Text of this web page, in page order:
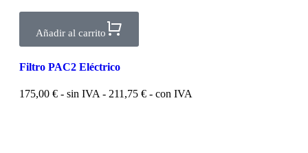
Añadir al carrito
Filtro PAC2 Eléctrico
175,00 € - sin IVA - 211,75 € - con IVA